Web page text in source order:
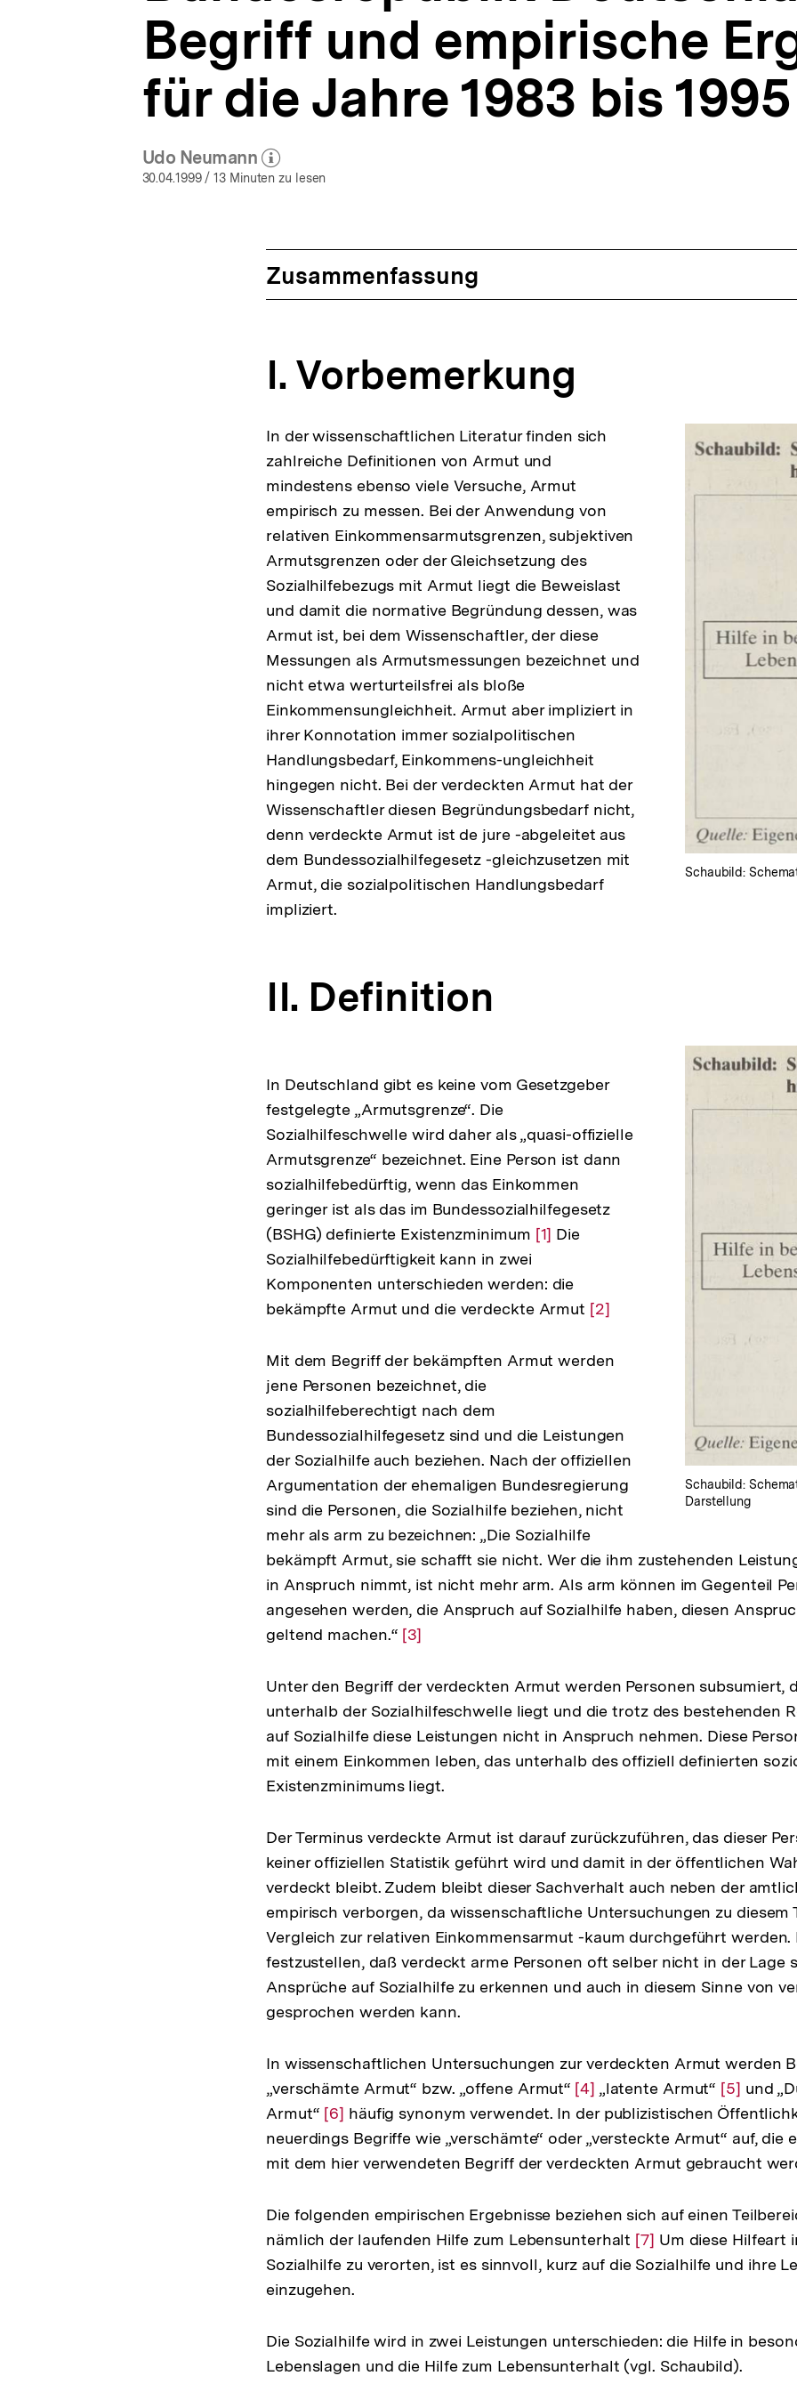
Begriff und empirische
für die Jahre 1983 bis 1995
Udo Neumann
(Mehr zum Autor)
öffnen
30.04.1999/ 13 Minuten zu lesen
Zusammenfassung
I. Vorbemerkung
Schaubild:
In der wissenschaftlichen Literatur finden sich
zahlreiche Definitionen von Armut und
mindestens ebenso viele Versuche, Armut
empirisch zu messen. Bei der Anwendung von
relativen Einkommensarmutsgrenzen, subjektiven
Armutsgrenzen oder der Gleichsetzung des
Sozialhilfebezugs mit Armut liegt die Beweislast
und damit die normative Begründung dessen, was
Armut ist, bei dem Wissenschaftler, der diese
Messungen als Armutsmessungen bezeichnet und
nicht etwa werturteilsfrei als bloße
Einkommensungleichheit. Armut aber impliziert in
ihrer Konnotation immer sozialpolitischen
Handlungsbedarf, Einkommens-ungleichheit
hingegen nicht. Bei der verdeckten Armut hat der
Wissenschaftler diesen Begründungsbedarf nicht,
denn verdeckte Armut ist de jure -abgeleitet aus
dem Bundessozialhilfegesetz -gleichzusetzen mit
Armut, die sozialpolitischen Handlungsbedarf
impliziert.
II. Definition
Schaubild:
Darstellung
In Deutschland gibt es keine vom Gesetzgeber
festgelegte „Armutsgrenze“. Die
Sozialhilfeschwelle wird daher als „quasi-offizielle
Armutsgrenze“ bezeichnet. Eine Person ist dann
sozialhilfebedürftig, wenn das Einkommen
geringer ist als das im Bundessozialhilfegesetz
(BSHG) definierte Existenzminimum Zur
der
Fußnote
[1] Die
Sozialhilfebedürftigkeit kann in zwei
Komponenten unterschieden werden: die
bekämpfte Armut und die verdeckte Armut Zur
der
[2]
Mit dem Begriff der bekämpften Armut werden
jene Personen bezeichnet, die
sozialhilfeberechtigt nach dem
Bundessozialhilfegesetz sind und die Leistungen
der Sozialhilfe auch beziehen. Nach der offiziellen
Argumentation der ehemaligen Bundesregierung
sind die Personen, die Sozialhilfe beziehen, nicht
mehr als arm zu bezeichnen: „Die Sozialhilfe
bekämpft Armut, sie schafft sie nicht. Wer die ihm zustehenden
in Anspruch nimmt, ist nicht mehr arm. Als arm können im Gegenteil
angesehen werden, die Anspruch auf Sozialhilfe haben, diesen
geltend machen.“ Zur
der
Fußnote
[3]
Unter den Begriff der verdeckten Armut werden Personen subsumiert,
unterhalb der Sozialhilfeschwelle liegt und die trotz des bestehenden
auf Sozialhilfe diese Leistungen nicht in Anspruch nehmen. Diese
mit einem Einkommen leben, das unterhalb des offiziell definierten
Existenzminimums liegt.
Der Terminus verdeckte Armut ist darauf zurückzuführen, das dieser
keiner offiziellen Statistik geführt wird und damit in der öffentlichen
verdeckt bleibt. Zudem bleibt dieser Sachverhalt auch neben der
empirisch verborgen, da wissenschaftliche Untersuchungen zu diesem
Vergleich zur relativen Einkommensarmut -kaum durchgeführt werden.
festzustellen, daß verdeckt arme Personen oft selber nicht in der Lage
Ansprüche auf Sozialhilfe zu erkennen und auch in diesem Sinne von
gesprochen werden kann.
In wissenschaftlichen Untersuchungen zur verdeckten Armut werden
„verschämte Armut“ bzw. „offene Armut“ Zur
Auflösung
der
Fußnote
[4] „latente Armut“ Zur
Auflösung
der
Fußnote
[5] und
Armut“ Zur
Auflösung
der
[6] häufig synonym verwendet. In der publizistischen
neuerdings Begriffe wie „verschämte“ oder „versteckte Armut“ auf, die
mit dem hier verwendeten Begriff der verdeckten Armut gebraucht
Die folgenden empirischen Ergebnisse beziehen sich auf einen
nämlich der laufenden Hilfe zum Lebensunterhalt Zur
Auflösung
[7] Um diese Hilfeart
Sozialhilfe zu verorten, ist es sinnvoll, kurz auf die Sozialhilfe und ihre
einzugehen.
Die Sozialhilfe wird in zwei Leistungen unterschieden: die Hilfe in
Lebenslagen und die Hilfe zum Lebensunterhalt (vgl. Schaubild).